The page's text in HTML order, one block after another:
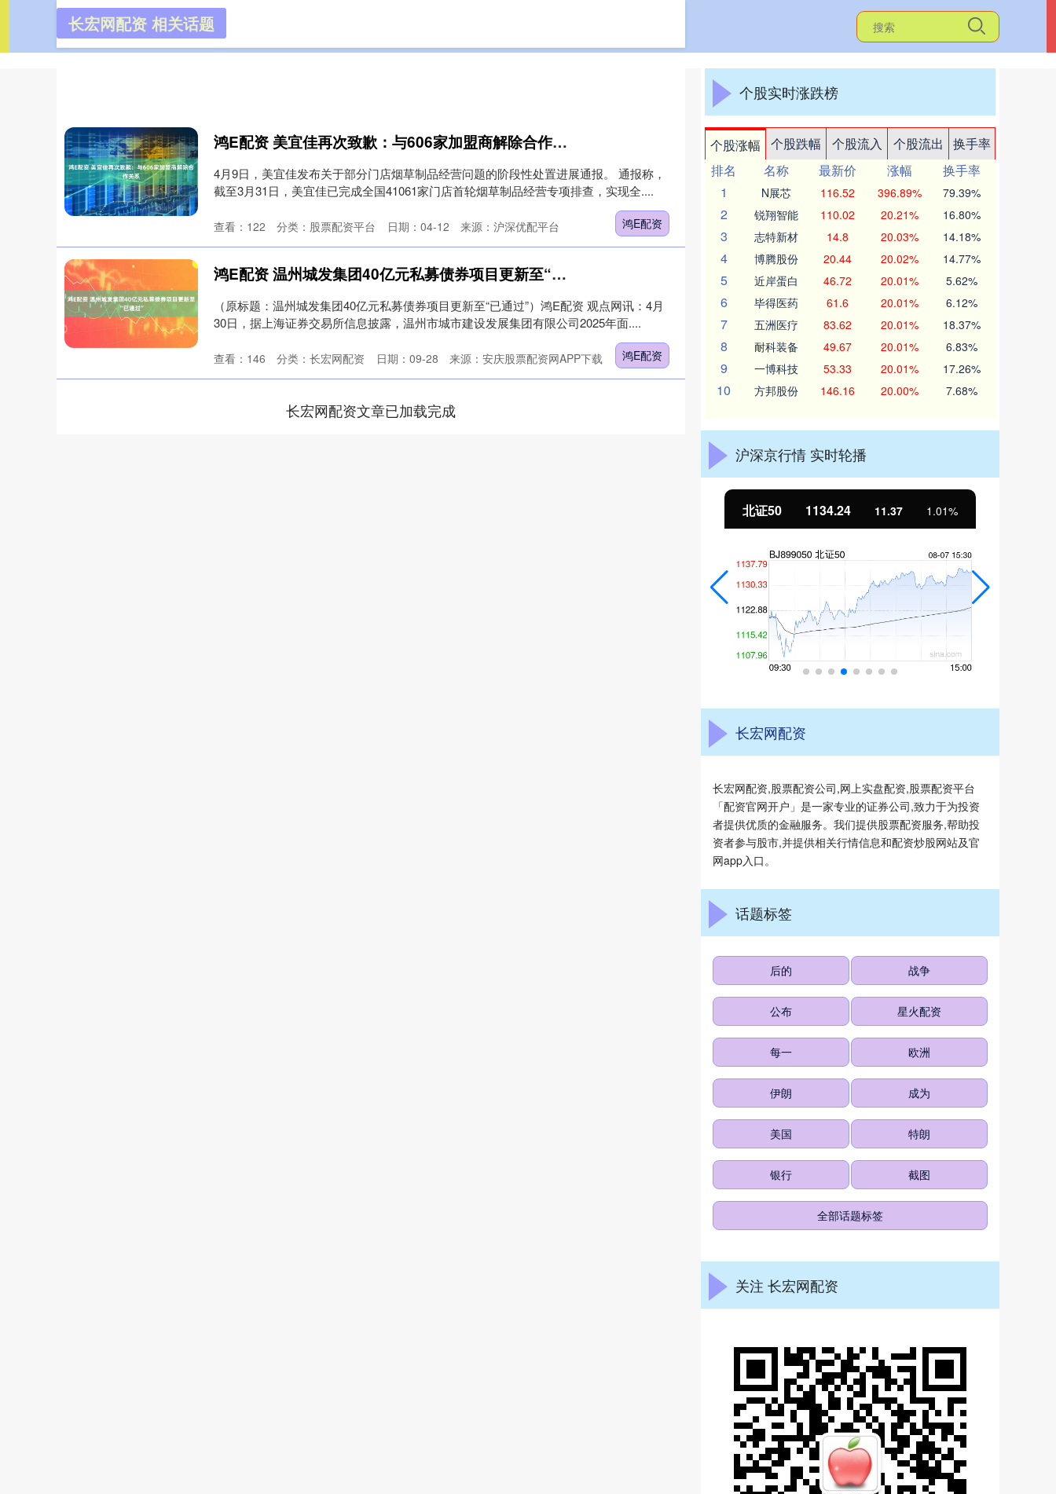
长宏网配资 相关话题
鸿E配资 美宜佳再次致歉：与606家加盟商解除合作关系
4月9日，美宜佳发布关于部分门店烟草制品经营问题的阶段性处置进展通报。 通报称，
截至3月31日，美宜佳已完成全国41061家门店首轮烟草制品经营专项排查，实现全....
鸿E配资
日期：04-12 来源：沪深优配平台
查看： 122 分类： 股票配资平台
鸿E配资 温州城发集团40亿元私募债券项目更新至“已通过”
（原标题：温州城发集团40亿元私募债券项目更新至“已通过”）鸿E配资 观点网讯：4月
30日，据上海证券交易所信息披露，温州市城市建设发展集团有限公司2025年面....
鸿E配资
日期：09-28 来源：安庆股票配资网APP下载
查看： 146 分类： 长宏网配资
长宏网配资文章已加载完成
个股实时涨跌榜
个股涨幅 个股跌幅 个股流入 个股流出
换手率
排名
名称 最新价 涨幅
换手率
1
N展芯 116.52 396.89% 79.39%
2 锐翔智能 110.02 20.21% 16.80%
3 志特新材 14.8 20.03% 14.18%
4 博腾股份 20.44 20.02% 14.77%
5 近岸蛋白 46.72 20.01% 5.62%
6 毕得医药 61.6 20.01% 6.12%
7 五洲医疗 83.62 20.01% 18.37%
8 耐科装备 49.67 20.01% 6.83%
9 一博科技 53.33 20.01% 17.26%
10 方邦股份 146.16 20.00% 7.68%
沪深京行情 实时轮播
北证50 1134.24 11.37 1.01%
长宏网配资
长宏网配资,股票配资公司,网上实盘配资,股票配资平台
「配资官网开户」是一家专业的证券公司,致力于为投资
者提供优质的金融服务。我们提供股票配资服务,帮助投
资者参与股市,并提供相关行情信息和配资炒股网站及官
网app入口。
话题标签
后的 战争
公布 星火配资
每一 欧洲
伊朗 成为
美国 特朗
银行 截图
全部话题标签
关注 长宏网配资